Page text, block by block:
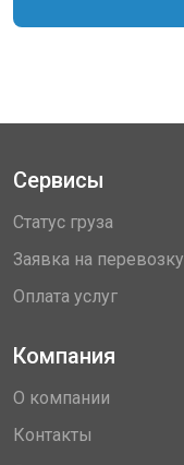
Сервисы
Статус груза
Заявка на перевозку
Оплата услуг
Компания
О компании
Контакты